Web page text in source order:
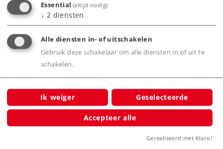
Rijdraad recht 360 mm
70360
Essential (altijd nodig)
↓ 2 diensten
Alle diensten in- of uitschakelen
Gebruik deze schakelaar om alle diensten in of uit te
schakelen.
Ik weiger Geselecteerde
Accepteer alle
Gerealiseerd met Klaro!